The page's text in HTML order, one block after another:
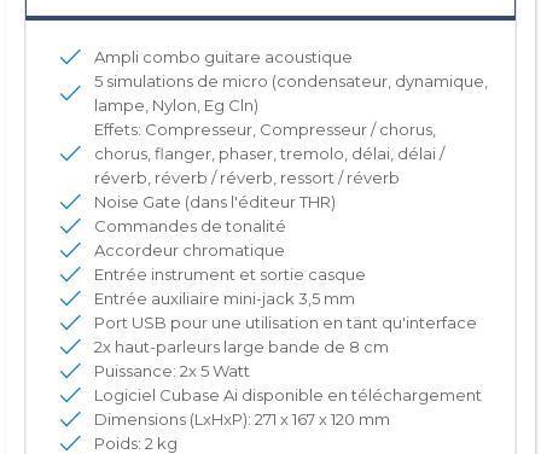
Ampli combo guitare acoustique
5 simulations de micro (condensateur, dynamique,
lampe, Nylon, Eg Cln)
Effets: Compresseur, Compresseur / chorus,
chorus, flanger, phaser, tremolo, délai, délai /
réverb, réverb / réverb, ressort / réverb
Noise Gate (dans l'éditeur THR)
Commandes de tonalité
Accordeur chromatique
Entrée instrument et sortie casque
Entrée auxiliaire mini-jack 3,5 mm
Port USB pour une utilisation en tant qu'interface
2x haut-parleurs large bande de 8 cm
Puissance: 2x 5 Watt
Logiciel Cubase Ai disponible en téléchargement
Dimensions (LxHxP): 271 x 167 x 120 mm
Poids: 2 kg